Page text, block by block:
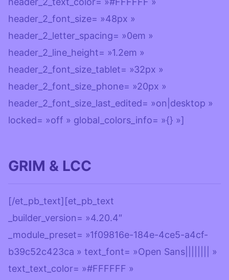
header_2_font_size= »48px »
header_2_letter_spacing= »0em »
header_2_line_height= »1.2em »
header_2_font_size_tablet= »32px »
header_2_font_size_phone= »20px »
header_2_font_size_last_edited= »on|desktop »
locked= »off » global_colors_info= »{} »]
GRIM & LCC
[/et_pb_text][et_pb_text
_builder_version= »4.20.4″
_module_preset= »1f09816e-184e-4ce5-a4cf-
b39c52c423ca » text_font= »Open Sans|||||||| »
text_text_color= »#FFFFFF »